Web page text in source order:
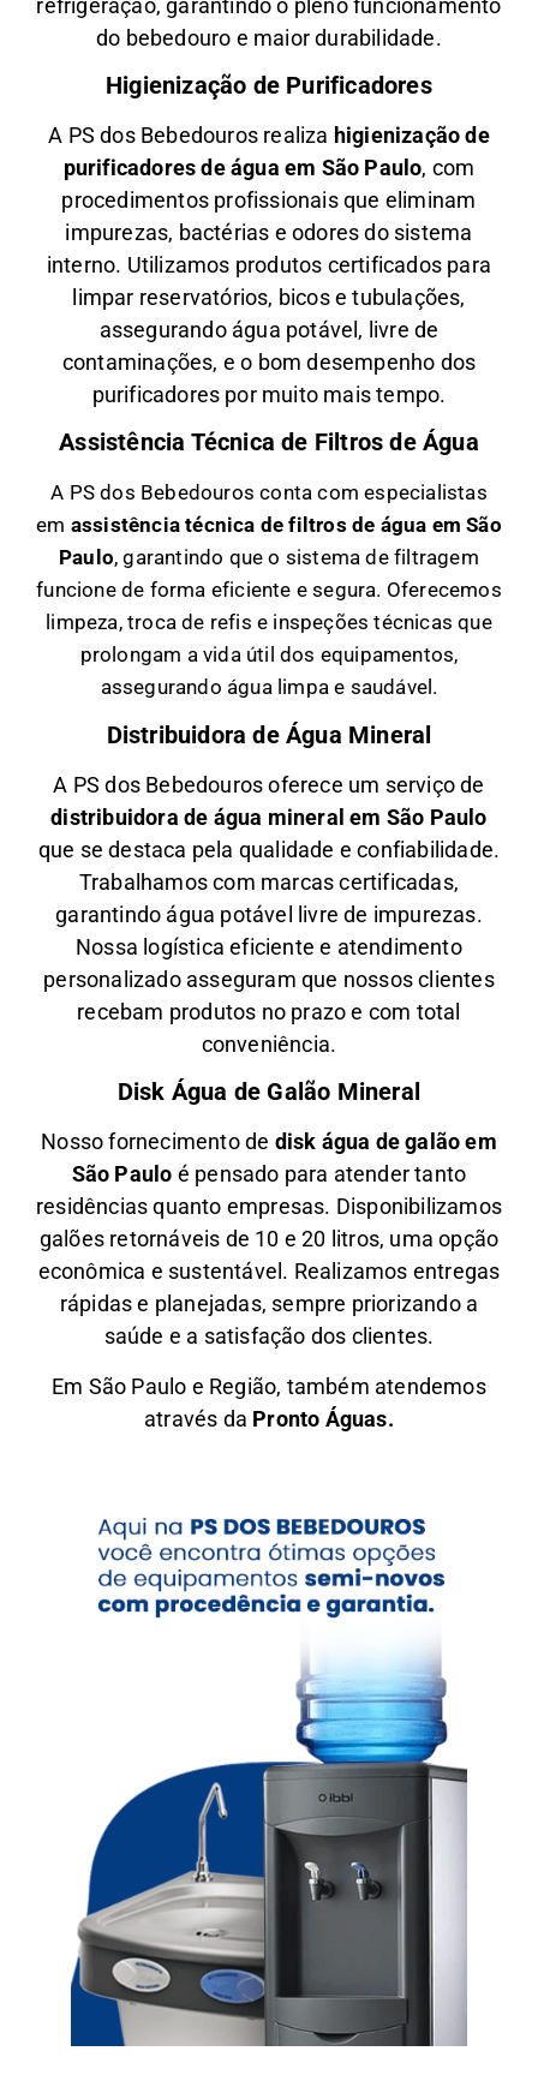
do bebedouro e maior durabilidade.
Higienização de Purificadores
A PS dos Bebedouros realiza higienização de
purificadores de água em São Paulo, com
procedimentos profissionais que eliminam
impurezas, bactérias e odores do sistema
interno. Utilizamos produtos certificados para
limpar reservatórios, bicos e tubulações,
assegurando água potável, livre de
contaminações, e o bom desempenho dos
purificadores por muito mais tempo.
Assistência Técnica de Filtros de Água
A PS dos Bebedouros conta com especialistas
em assistência técnica de filtros de água em São
Paulo, garantindo que o sistema de filtragem
funcione de forma eficiente e segura. Oferecemos
limpeza, troca de refis e inspeções técnicas que
prolongam a vida útil dos equipamentos,
assegurando água limpa e saudável.
Distribuidora de Água Mineral
A PS dos Bebedouros oferece um serviço de
distribuidora de água mineral em São Paulo
que se destaca pela qualidade e confiabilidade.
Trabalhamos com marcas certificadas,
garantindo água potável livre de impurezas.
Nossa logística eficiente e atendimento
personalizado asseguram que nossos clientes
recebam produtos no prazo e com total
conveniência.
Disk Água de Galão Mineral
Nosso fornecimento de disk água de galão em
São Paulo é pensado para atender tanto
residências quanto empresas. Disponibilizamos
galões retornáveis de 10 e 20 litros, uma opção
econômica e sustentável. Realizamos entregas
rápidas e planejadas, sempre priorizando a
saúde e a satisfação dos clientes.
Em São Paulo e Região, também atendemos
através da Pronto Águas.